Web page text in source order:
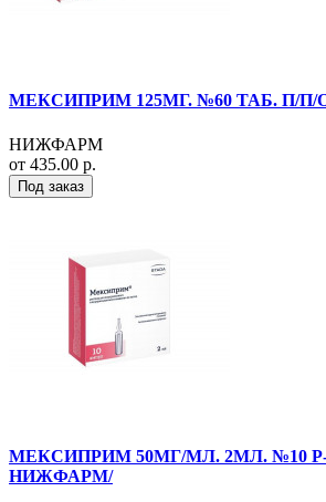
МЕКСИПРИМ 125МГ. №60 ТАБ. П/
НИЖФАРМ
от 435.00 р.
Под заказ
МЕКСИПРИМ 50МГ/МЛ. 2МЛ. №10
НИЖФАРМ/